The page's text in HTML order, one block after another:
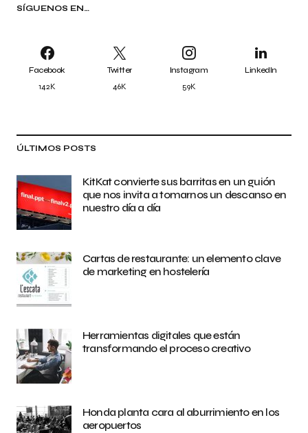
SÍGUENOS EN…
Facebook
142K
Twitter
46K
Instagram
59K
LinkedIn
ÚLTIMOS POSTS
KitKat convierte sus barritas en un guión
que nos invita a tomarnos un descanso en
nuestro día a día
Cartas de restaurante: un elemento clave
de marketing en hostelería
Herramientas digitales que están
transformando el proceso creativo
Honda planta cara al aburrimiento en los
aeropuertos